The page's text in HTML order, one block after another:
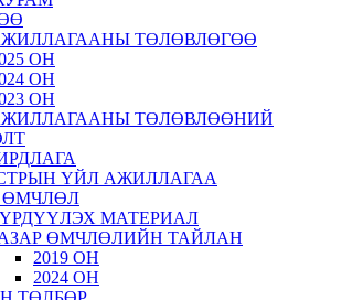
ТӨЛӨВЛӨГӨӨ
ОН
ОН
ОН
ТӨЛӨВЛӨӨНИЙ
ҮЙЛ АЖИЛЛАГАА
ӨМЧЛӨЛ
МАТЕРИАЛ
ӨМЧЛӨЛИЙН ТАЙЛАН
2019 ОН
2024 ОН